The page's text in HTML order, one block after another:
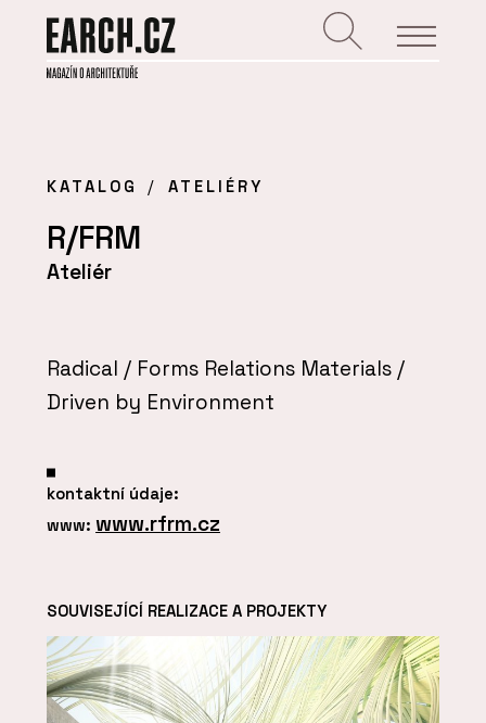
KATALOG ATELIÉRY
R/FRM
Ateliér
Radical / Forms Relations Materials /
Driven by Environment
kontaktní údaje:
www: www.rfrm.cz
SOUVISEJÍCÍ REALIZACE A PROJEKTY